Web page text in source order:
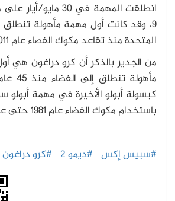
انطلقت المهمة في 30
9، وقد كانت أول مهمة مأهولة تنطلق
المتحدة منذ تقاعد مكوك الفصاء عام 2011.
من الجدير بالذكر أن كرو دراغون هي
كبسولة أبولو الأخيرة في مهمة أبولو
باستخدام مكوك الفضاء عام 1981 حتى عام 2011.
#سبيس إكس #ديمو 2 #كرو دراغون